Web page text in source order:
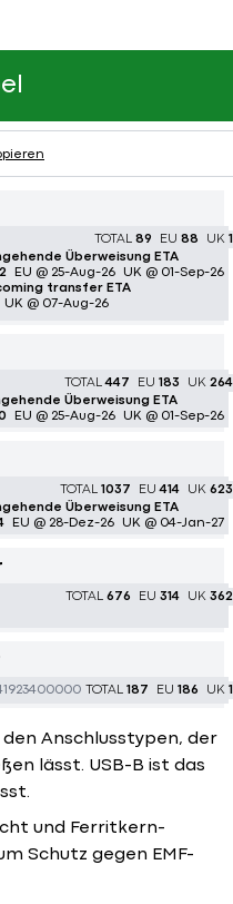
TOTAL 89 EU 88 UK 1
Überweisung ETA
EU @ 25-Aug-26
UK @ 01-Sep-26
transfer ETA
UK @ 07-Aug-26
TOTAL447 EU 183 UK 264
Überweisung ETA
EU @ 25-Aug-26 UK @ 01-Sep-26
TOTAL 1037 EU414 UK 623
Überweisung ETA
EU @ 28-Dez-26 UK @ 04-Jan-27
TOTAL 676 EU 314 UK 362
TOTAL 187 EU 186 UK 1
den Anschlusstypen, der
lässt. USB-B ist das
und Ferritkern-
Schutz gegen EMF-